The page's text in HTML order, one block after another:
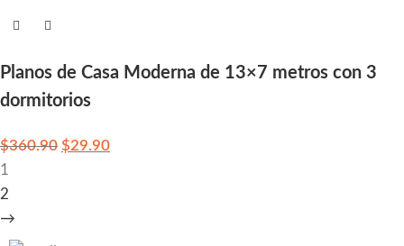
Planos de Casa Moderna de 13×7 metros con 3
dormitorios
$360.90 $29.90
1
2
→